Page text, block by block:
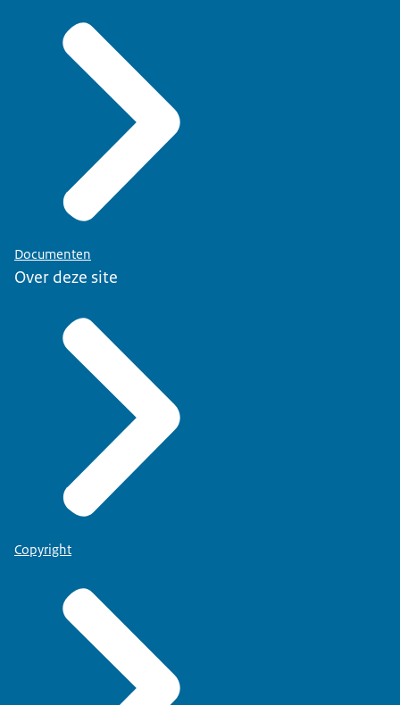
Documenten
Over deze site
Copyright